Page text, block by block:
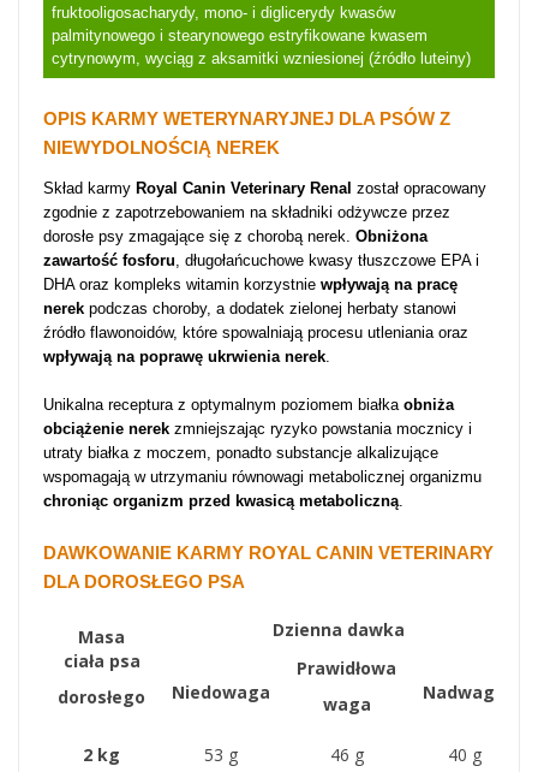
fruktooligosacharydy, mono- i diglicerydy kwasów
palmitynowego i stearynowego estryfikowane kwasem
cytrynowym, wyciąg z aksamitki wzniesionej (źródło luteiny)
OPIS KARMY WETERYNARYJNEJ DLA PSÓW Z
NIEWYDOLNOŚCIĄ NEREK
S kład karmy Royal Canin Veterinary Renal został opracowany
zgodnie z zapotrzebowaniem na składniki odżywcze przez
dorosłe psy zmagające się z chorobą nerek. Obniżona
zawartość fosforu, długołańcuchowe kwasy tłuszczowe EPA i
DHA oraz kompleks witamin korzystnie wpływają na pracę
nerek podczas choroby, a dodatek zielonej herbaty stanowi
źródło flawonoidów, które spowalniają procesu utleniania oraz
wpływają na poprawę ukrwienia nerek.
Unikalna receptura z optymalnym poziomem białka obniża
obciążenie nerek zmniejszając ryzyko powstania mocznicy i
utraty białka z moczem, ponadto substancje alkalizujące
wspomagają w utrzymaniu równowagi metabolicznej organizmu
chroniąc organizm przed kwasicą metaboliczną.
DAWKOWANIE KARMY ROYAL CANIN VETERINARY
DLA DOROSŁEGO PSA
Masa
ciała psa
dorosłego
Dzienna dawka
Niedowaga
Prawidłowa
waga
Nadwaga
2 kg 53 g 46 g
40 g